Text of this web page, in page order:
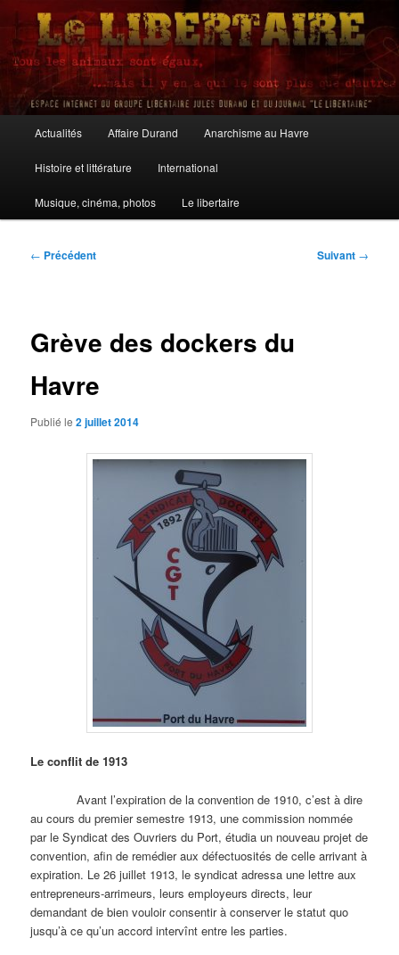
Aller
contenu
principalLe Libertaire
principal
Actualités Affaire Durand Anarchisme au Havre
Histoire et littérature International
Musique, cinéma, photos Le libertaire
Navigation
← Précédent Suivant →
Grève des dockers du
Havre
Publié le2 juillet 2014
Le conflit de 1913
Avant l’expiration de la convention de 1910, c’est à dire
au cours du premier semestre 1913, une commission nommée
par le Syndicat des Ouvriers du Port, étudia un nouveau projet de
convention, afin de remédier aux défectuosités de celle arrivant à
expiration. Le 26 juillet 1913, le syndicat adressa une lettre aux
entrepreneurs-arrimeurs, leurs employeurs directs, leur
demandant de bien vouloir consentir à conserver le statut quo
jusqu’à ce qu’un accord intervînt entre les parties.